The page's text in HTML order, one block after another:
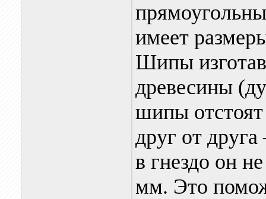
имеет
Шипы
древесины
шипы
друг от
в гнездо он
мм. Это